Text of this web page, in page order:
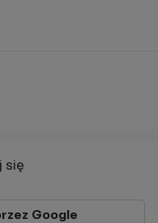
się
Google